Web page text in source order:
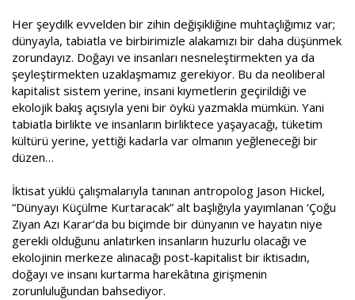
Her şeydilk evvelden bir zihin değişikliğine muhtaçlığımız var;
dünyayla, tabiatla ve birbirimizle alakamızı bir daha düşünmek
zorundayız. Doğayı ve insanları nesneleştirmekten ya da
şeyleştirmekten uzaklaşmamız gerekiyor. Bu da neoliberal
kapitalist sistem yerine, insani kıymetlerin geçirildiği ve
ekolojik bakış açısıyla yeni bir öykü yazmakla mümkün. Yani
tabiatla birlikte ve insanların birliktece yaşayacağı, tüketim
kültürü yerine, yettiği kadarla var olmanın yeğleneceği bir
düzen…
İktisat yüklü çalışmalarıyla tanınan antropolog Jason Hickel,
“Dünyayı Küçülme Kurtaracak” alt başlığıyla yayımlanan ‘Çoğu
Ziyan Azı Karar’da bu biçimde bir dünyanın ve hayatın niye
gerekli olduğunu anlatırken insanların huzurlu olacağı ve
ekolojinin merkeze alınacağı post-kapitalist bir iktisadın,
doğayı ve insanı kurtarma harekâtına girişmenin
zorunluluğundan bahsediyor.